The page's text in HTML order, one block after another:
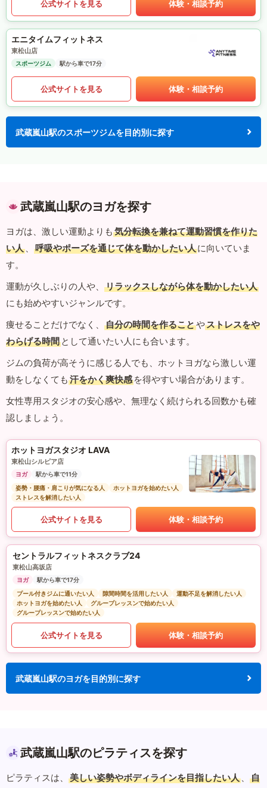
公式サイトを見る 体験・相談予約
エニタイムフィットネス
東松山店
スポーツジム 駅から車で17分
公式サイトを見る 体験・相談予約
武蔵嵐山駅のスポーツジムを目的別に探す
武蔵嵐山駅のヨガを探す
ヨガは、激しい運動よりも 気分転換を兼ねて運動習慣を作りた
い人 、 呼吸やポーズを通じて体を動かしたい人に向いていま
す。
運動が久しぶりの人や、
リラックスしながら体を動かしたい人
にも始めやすいジャンルです。
痩せることだけでなく、
自分の時間を作ることやストレスをや
わらげる時間 として通いたい人にも合います。
ジムの負荷が高そうに感じる人でも、ホットヨガなら激しい運
動をしなくても 汗をかく爽快感 を得やすい場合があります。
女性専用スタジオの安心感や、無理なく続けられる回数かも確
認しましょう。
ホットヨガスタジオ LAVA
東松山シルピア店
ヨガ
駅から車で11分
姿勢・腰痛・肩こりが気になる人
ホットヨガを始めたい人
ストレスを解消したい人
公式サイトを見る 体験・相談予約
セントラルフィットネスクラブ24
東松山高坂店
ヨガ
駅から車で17分
プール付きジムに通いたい人
隙間時間を活用したい人
運動不足を解消したい人
ホットヨガを始めたい人
グループレッスンで始めたい人
グループレッスンで始めたい人
公式サイトを見る 体験・相談予約
武蔵嵐山駅のヨガを目的別に探す
武蔵嵐山駅のピラティスを探す
ピラティスは、 美しい姿勢やボディラインを目指したい人 、
自